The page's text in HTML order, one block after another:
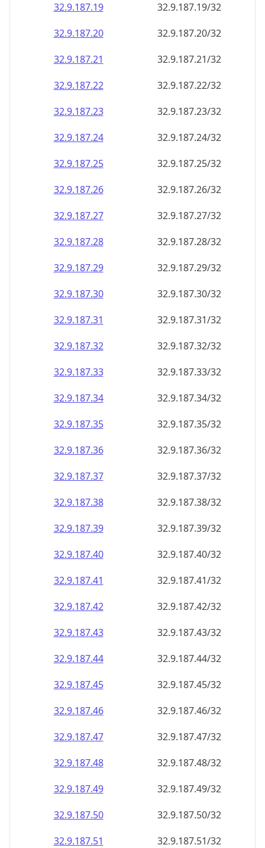
32.9.187.19
32.9.187.19/32
32.9.187.20
32.9.187.20/32
32.9.187.21
32.9.187.21/32
32.9.187.22
32.9.187.22/32
32.9.187.23
32.9.187.23/32
32.9.187.24
32.9.187.24/32
32.9.187.25
32.9.187.25/32
32.9.187.26
32.9.187.26/32
32.9.187.27
32.9.187.27/32
32.9.187.28
32.9.187.28/32
32.9.187.29
32.9.187.29/32
32.9.187.30
32.9.187.30/32
32.9.187.31
32.9.187.31/32
32.9.187.32
32.9.187.32/32
32.9.187.33
32.9.187.33/32
32.9.187.34
32.9.187.34/32
32.9.187.35
32.9.187.35/32
32.9.187.36
32.9.187.36/32
32.9.187.37
32.9.187.37/32
32.9.187.38
32.9.187.38/32
32.9.187.39
32.9.187.39/32
32.9.187.40
32.9.187.40/32
32.9.187.41
32.9.187.41/32
32.9.187.42
32.9.187.42/32
32.9.187.43
32.9.187.43/32
32.9.187.44
32.9.187.44/32
32.9.187.45
32.9.187.45/32
32.9.187.46
32.9.187.46/32
32.9.187.47
32.9.187.47/32
32.9.187.48
32.9.187.48/32
32.9.187.49
32.9.187.49/32
32.9.187.50
32.9.187.50/32
32.9.187.51
32.9.187.51/32